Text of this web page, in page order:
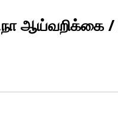
ஆய்வறிக்கை /